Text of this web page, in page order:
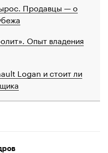
Продавцы — о
Опыт владения
Logan и стоит ли